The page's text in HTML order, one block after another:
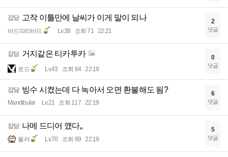
잡담 고작 이틀만에 날씨가 이게 말이 되나
바드따리바드 Lv.38 조회 71 22:21
2
댓글
잡담 거지같은 티카투카
로드 Lv.43 조회 64 22:19
0
댓글
잡담 빙수 시켰는데 다 녹아서 오면 환불해도 됨?
Mandibular Lv.21 조회 117 22:19
6
댓글
잡담 나메 드디어 깼다,,
뵐러 Lv.70 조회 89 22:19
5
댓글